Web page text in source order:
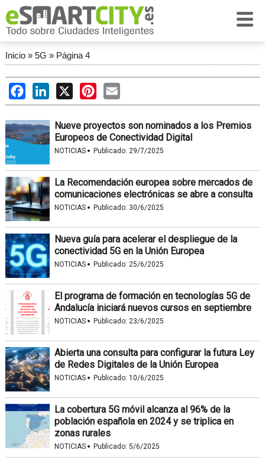
Inicio» 5G » Página 4
FacebookLinkedIn
X PinterestEmail
Nueve proyectos son nominados a los Premios
Europeos de Conectividad Digital
NOTICIAS · Publicado: 29/7/2025
La Recomendación europea sobre mercados de
comunicaciones electrónicas se abre a consulta
NOTICIAS · Publicado: 30/6/2025
Nueva guía para acelerar el despliegue de la
conectividad 5G en la Unión Europea
NOTICIAS · Publicado: 25/6/2025
El programa de formación en tecnologías 5G de
Andalucía iniciará nuevos cursos en septiembre
NOTICIAS · Publicado: 23/6/2025
Abierta una consulta para configurar la futura Ley
de Redes Digitales de la Unión Europea
NOTICIAS · Publicado: 10/6/2025
La cobertura 5G móvil alcanza al 96% de la
población española en 2024 y se triplica en
zonas rurales
NOTICIAS · Publicado: 5/6/2025